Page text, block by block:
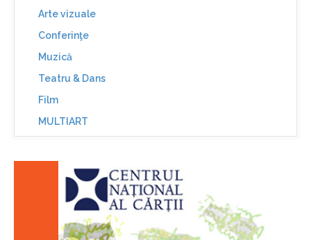
Arte vizuale
Conferinţe
Muzică
Teatru & Dans
Film
MULTIART